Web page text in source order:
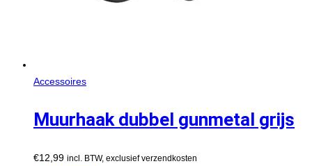
Accessoires
Muurhaak dubbel gunmetal grijs
€12,99 incl. BTW, exclusief verzendkosten